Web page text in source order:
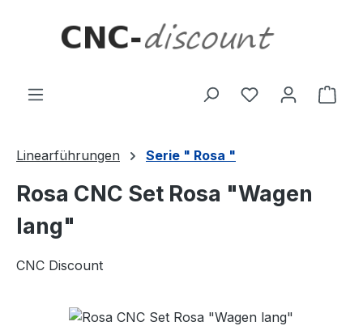
Linearführungen Serie " Rosa "
Rosa CNC Set Rosa "Wagen
lang"
CNC Discount
Bildergalerie überspringen